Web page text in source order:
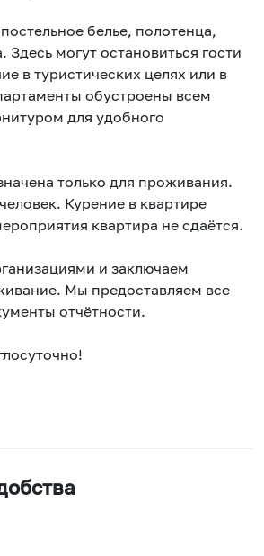
белье, полотенца,
могут остановиться гости
в туристических целях или в
обустроены всем
для удобного
только для проживания.
Курение в квартире
квартира не сдаётся.
и заключаем
Мы предоставляем все
отчётности.